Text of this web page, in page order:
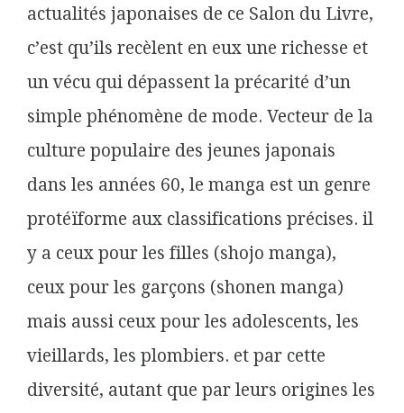
actualités japonaises de ce Salon du Livre,
c’est qu’ils recèlent en eux une richesse et
un vécu qui dépassent la précarité d’un
simple phénomène de mode. Vecteur de la
culture populaire des jeunes japonais
dans les années 60, le manga est un genre
protéïforme aux classifications précises. il
y a ceux pour les filles (shojo manga),
ceux pour les garçons (shonen manga)
mais aussi ceux pour les adolescents, les
vieillards, les plombiers. et par cette
diversité, autant que par leurs origines les